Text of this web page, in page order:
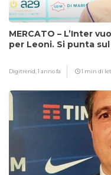
MERCATO – L’Inter
per Leoni. Si punta
Digitrend,1 anno fa 1 min di